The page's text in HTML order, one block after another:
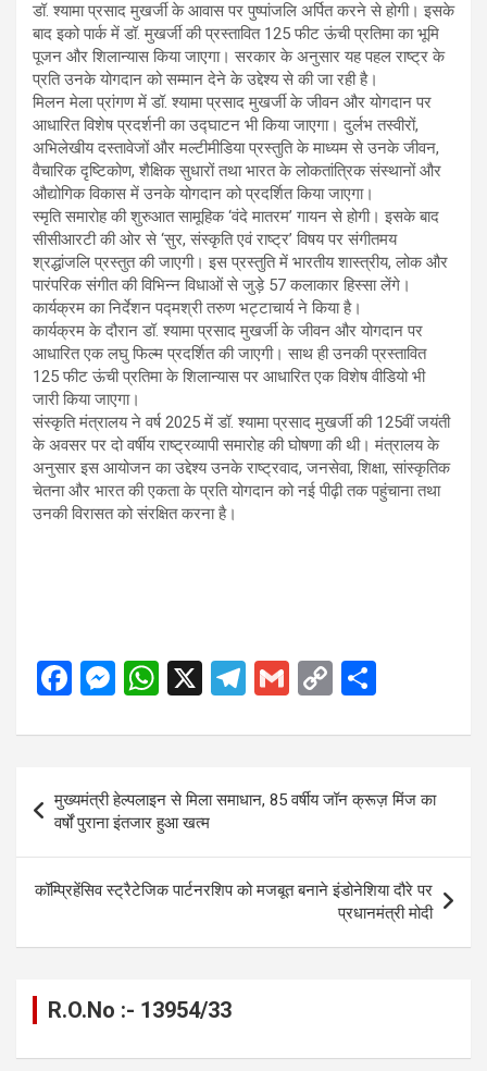
डॉ. श्यामा प्रसाद मुखर्जी के आवास पर पुष्पांजलि अर्पित करने से होगी। इसके
बाद इको पार्क में डॉ. मुखर्जी की प्रस्तावित 125 फीट ऊंची प्रतिमा का भूमि
पूजन और शिलान्यास किया जाएगा। सरकार के अनुसार यह पहल राष्ट्र के
प्रति उनके योगदान को सम्मान देने के उद्देश्य से की जा रही है।
मिलन मेला प्रांगण में डॉ. श्यामा प्रसाद मुखर्जी के जीवन और योगदान पर
आधारित विशेष प्रदर्शनी का उद्घाटन भी किया जाएगा। दुर्लभ तस्वीरों,
अभिलेखीय दस्तावेजों और मल्टीमीडिया प्रस्तुति के माध्यम से उनके जीवन,
वैचारिक दृष्टिकोण, शैक्षिक सुधारों तथा भारत के लोकतांत्रिक संस्थानों और
औद्योगिक विकास में उनके योगदान को प्रदर्शित किया जाएगा।
स्मृति समारोह की शुरुआत सामूहिक ‘वंदे मातरम’ गायन से होगी। इसके बाद
सीसीआरटी की ओर से ‘सुर, संस्कृति एवं राष्ट्र’ विषय पर संगीतमय
श्रद्धांजलि प्रस्तुत की जाएगी। इस प्रस्तुति में भारतीय शास्त्रीय, लोक और
पारंपरिक संगीत की विभिन्न विधाओं से जुड़े 57 कलाकार हिस्सा लेंगे।
कार्यक्रम का निर्देशन पद्मश्री तरुण भट्टाचार्य ने किया है।
कार्यक्रम के दौरान डॉ. श्यामा प्रसाद मुखर्जी के जीवन और योगदान पर
आधारित एक लघु फिल्म प्रदर्शित की जाएगी। साथ ही उनकी प्रस्तावित
125 फीट ऊंची प्रतिमा के शिलान्यास पर आधारित एक विशेष वीडियो भी
जारी किया जाएगा।
संस्कृति मंत्रालय ने वर्ष 2025 में डॉ. श्यामा प्रसाद मुखर्जी की 125वीं जयंती
के अवसर पर दो वर्षीय राष्ट्रव्यापी समारोह की घोषणा की थी। मंत्रालय के
अनुसार इस आयोजन का उद्देश्य उनके राष्ट्रवाद, जनसेवा, शिक्षा, सांस्कृतिक
चेतना और भारत की एकता के प्रति योगदान को नई पीढ़ी तक पहुंचाना तथा
उनकी विरासत को संरक्षित करना है।
F
ce
b
o
o
k
M
se
n
g
er
W
at
s
A
p
p
X
T
e
gr
a
m
G
ail
C
py
Li
n
k
ar
navigation
मुख्यमंत्री हेल्पलाइन से मिला समाधान, 85 वर्षीय जॉन क्रूज़ मिंज का
वर्षों पुराना इंतजार हुआ खत्म
कॉम्प्रिहेंसिव स्ट्रैटेजिक पार्टनरशिप को मजबूत बनाने इंडोनेशिया दौरे पर
प्रधानमंत्री मोदी
R.O.No :- 13954/33